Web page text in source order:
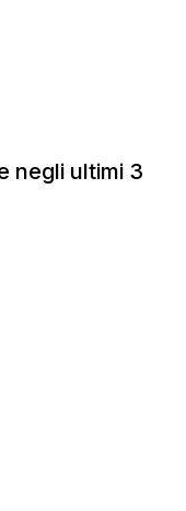
negli ultimi 3